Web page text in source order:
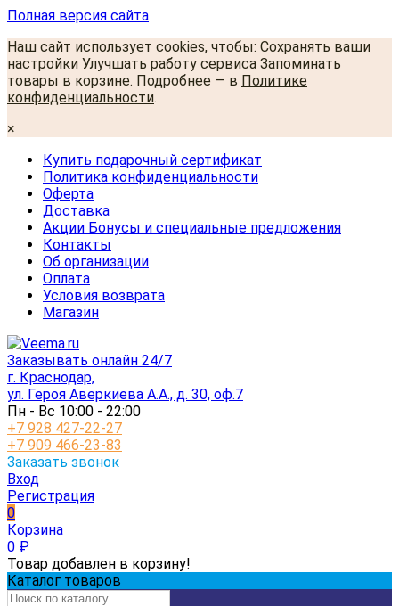
Полная версия сайта
Наш сайт использует cookies, чтобы: Сохранять ваши
настройки Улучшать работу сервиса Запоминать
товары в корзине. Подробнее — в Политике
конфиденциальности.
×
Купить подарочный сертификат
Политика конфиденциальности
Оферта
Доставка
Акции Бонусы и специальные предложения
Контакты
Об организации
Оплата
Условия возврата
Магазин
Заказывать онлайн 24/7
г. Краснодар,
ул. Героя Аверкиева А.А., д. 30, оф.7
Пн - Вс 10:00 - 22:00
+7 928 427-22-27
+7 909 466-23-83
Заказать звонок
Вход
Регистрация
0
Корзина
0 ₽
Товар добавлен в корзину!
Каталог товаров